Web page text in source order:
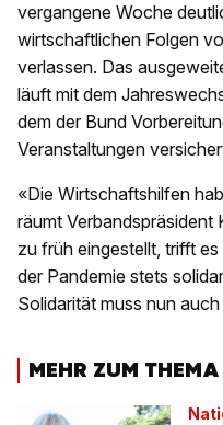
vergangene Woche
wirtschaftlichen Folgen
verlassen. Das
läuft mit dem
dem der Bund
Veranstaltungen
«Die Wirtschaftshilfen
räumt Verbandspräsident
zu früh eingestellt, trifft
der Pandemie stets
Solidarität muss nun
MEHR ZUM THEMA